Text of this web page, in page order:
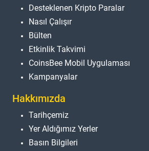
Desteklenen Kripto Paralar
Nasıl Çalışır
Bülten
Etkinlik Takvimi
CoinsBee Mobil Uygulaması
Kampanyalar
Hakkımızda
Tarihçemiz
Yer Aldığımız Yerler
Basın Bilgileri